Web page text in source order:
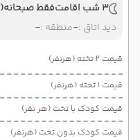
3 شب اقامت
فقط صبحانه(BB)
دید اتاق :-منطقه :-
قیمت 2 تخته (هرنفر)
قیمت 1 تخته (هرنفر)
قیمت کودک با تخت (هر نفر)
قیمت کودک بدون تخت (هرنفر)